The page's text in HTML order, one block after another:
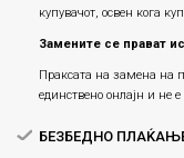
купувачот, освен кога
Замените се прават
Праксата на замена на
единствено онлајн и
БЕЗБЕДНО